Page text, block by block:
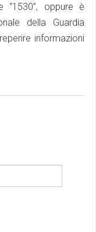
“1530”, oppure è
della Guardia
informazioni